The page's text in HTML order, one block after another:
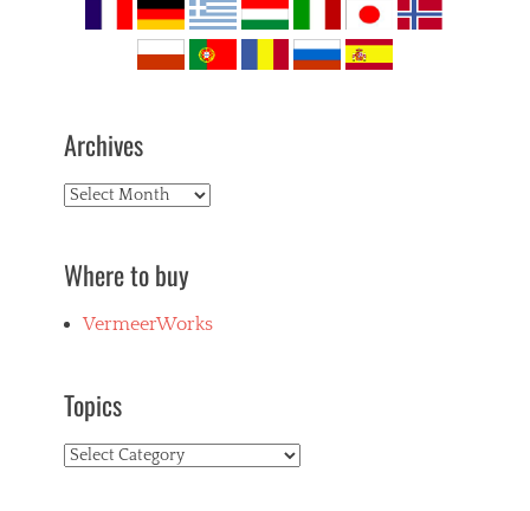
Archives
Archives
Where to buy
VermeerWorks
Topics
Topics